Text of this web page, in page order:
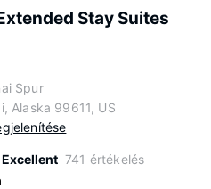
Stay Suites
Spur
Alaska 99611, US
Excellent 741 értékelés